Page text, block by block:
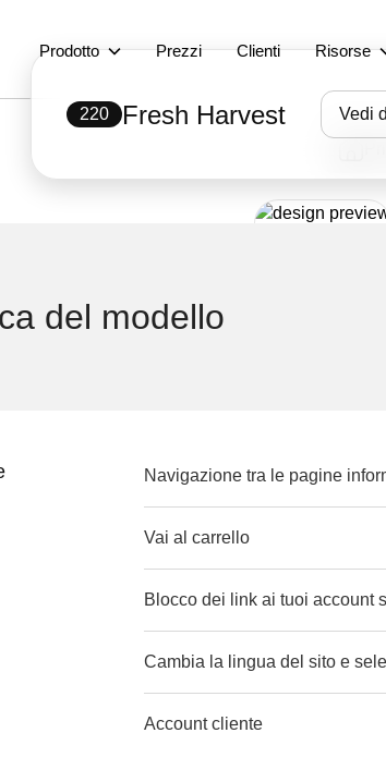
Prodotto Prezzi Clienti Risorse
220 Fresh Harvest Vedi
del modello
Navigazione tra le pagine
Vai al carrello
Blocco dei link ai tuoi account
Cambia la lingua del sito e
Account cliente